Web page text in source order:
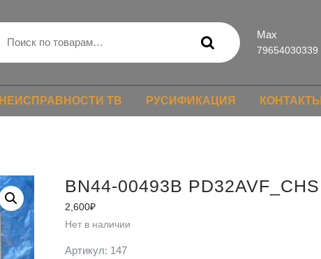
Max
79654030339
НЕИСПРАВНОСТИ ТВ РУСИФИКАЦИЯ КОНТАКТЫ
BN44-00493B PD32AVF_CHS
2,600₽
Нет в наличии
Артикул: 147